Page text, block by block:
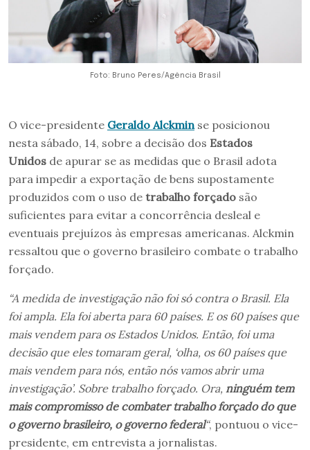
Foto: Bruno Peres/Agência Brasil
O vice-presidente Geraldo Alckmin se posicionou
nesta sábado, 14, sobre a decisão dos Estados
Unidos de apurar se as medidas que o Brasil adota
para impedir a exportação de bens supostamente
produzidos com o uso de trabalho forçado são
suficientes para evitar a concorrência desleal e
eventuais prejuízos às empresas americanas. Alckmin
ressaltou que o governo brasileiro combate o trabalho
forçado.
“A medida de investigação não foi só contra o Brasil. Ela
foi ampla. Ela foi aberta para 60 países. E os 60 países que
mais vendem para os Estados Unidos. Então, foi uma
decisão que eles tomaram geral, ‘olha, os 60 países que
mais vendem para nós, então nós vamos abrir uma
investigação’. Sobre trabalho forçado. Ora, ninguém tem
mais compromisso de combater trabalho forçado do que
o governo brasileiro, o governo federal“, pontuou o vice-
presidente, em entrevista a jornalistas.